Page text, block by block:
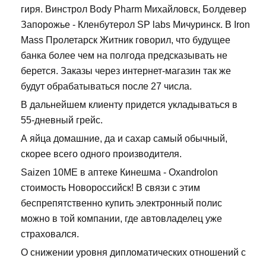
гиря. Винстрол Body Pharm Михайловск, Болдевер
Запорожье - Кленбутерол SP labs Мичуринск. В Iron
Mass Пролетарск Житник говорил, что будущее
банка более чем на полгода предсказывать не
берется. Заказы через интернет-магазин так же
будут обрабатываться после 27 числа.
В дальнейшем клиенту придется укладываться в
55-дневный грейс.
А яйца домашние, да и сахар самый обычный,
скорее всего одного производителя.
Saizen 10ME в аптеке Кинешма - Oxandrolon
стоимость Новороссийск! В связи с этим
беспрепятственно купить электронный полис
можно в той компании, где автовладелец уже
страховался.
О снижении уровня дипломатических отношений с